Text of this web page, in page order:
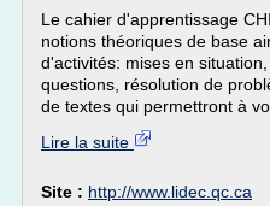
Le cahier d'apprentissage
notions théoriques de base
d'activités: mises en
questions, résolution de
de textes qui permettront à
Lire la suite
Site : http://www.lidec.qc.ca